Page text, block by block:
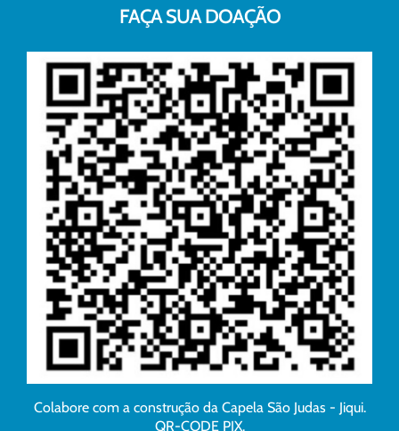
FAÇA SUA DOAÇÃO
Colabore com a construção da Capela São Judas - Jiqui.
QR-CODE PIX.